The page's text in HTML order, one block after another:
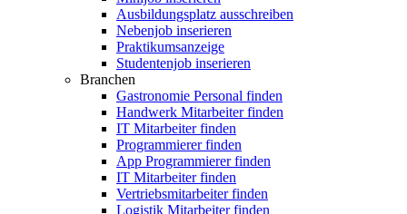
Ausbildungsplatz ausschreiben
Nebenjob inserieren
Praktikumsanzeige
Studentenjob inserieren
Branchen
Gastronomie Personal finden
Handwerk Mitarbeiter finden
IT Mitarbeiter finden
Programmierer finden
App Programmierer finden
IT Mitarbeiter finden
Vertriebsmitarbeiter finden
Logistik Mitarbeiter finden